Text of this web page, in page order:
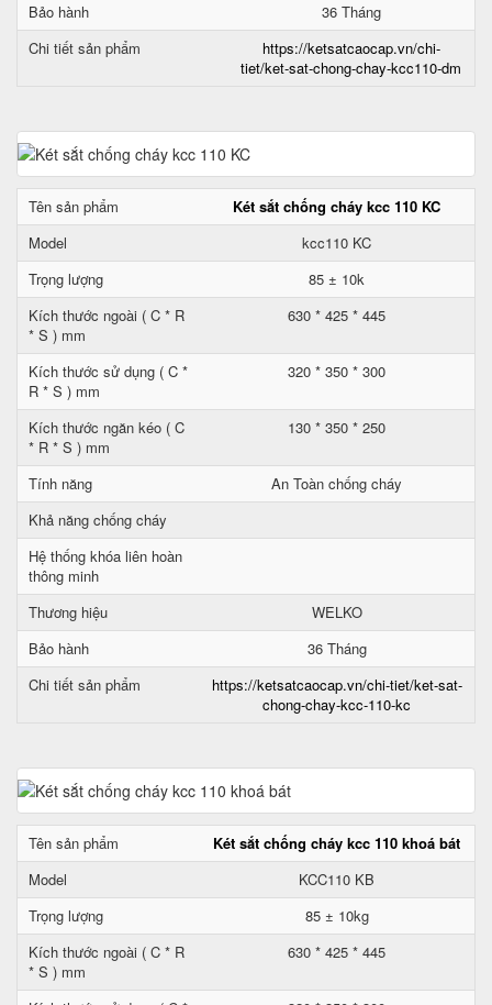
Bảo hành
36 Tháng
Chi tiết sản phẩm
https://ketsatcaocap.vn/chi-
tiet/ket-sat-chong-chay-kcc110-dm
Tên sản phẩm
Két sắt chống cháy kcc 110 KC
Model
kcc110 KC
Trọng lượng
85 ± 10k
Kích thước ngoài ( C * R
* S ) mm
630 * 425 * 445
Kích thước sử dụng ( C *
R * S ) mm
320 * 350 * 300
Kích thước ngăn kéo ( C
* R * S ) mm
130 * 350 * 250
Tính năng
An Toàn chống cháy
Khả năng chống cháy
Hệ thống khóa liên hoàn
thông minh
Thương hiệu
WELKO
Bảo hành
36 Tháng
Chi tiết sản phẩm
https://ketsatcaocap.vn/chi-tiet/ket-sat-
chong-chay-kcc-110-kc
Tên sản phẩm
Két sắt chống cháy kcc 110 khoá bát
Model
KCC110 KB
Trọng lượng
85 ± 10kg
Kích thước ngoài ( C * R
* S ) mm
630 * 425 * 445